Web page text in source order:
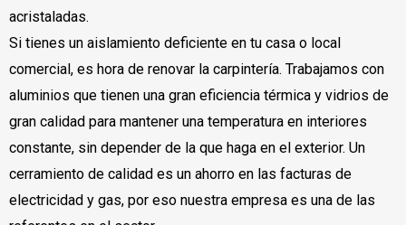
acristaladas.
Si tienes un aislamiento deficiente en tu casa o local
comercial, es hora de renovar la carpintería. Trabajamos con
aluminios que tienen una gran eficiencia térmica y vidrios de
gran calidad para mantener una temperatura en interiores
constante, sin depender de la que haga en el exterior. Un
cerramiento de calidad es un ahorro en las facturas de
electricidad y gas, por eso nuestra empresa es una de las